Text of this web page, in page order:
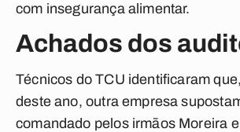
com insegurança alimentar.
Achados dos
Técnicos do TCU identificaram
deste ano, outra empresa
comandado pelos irmãos Moreira